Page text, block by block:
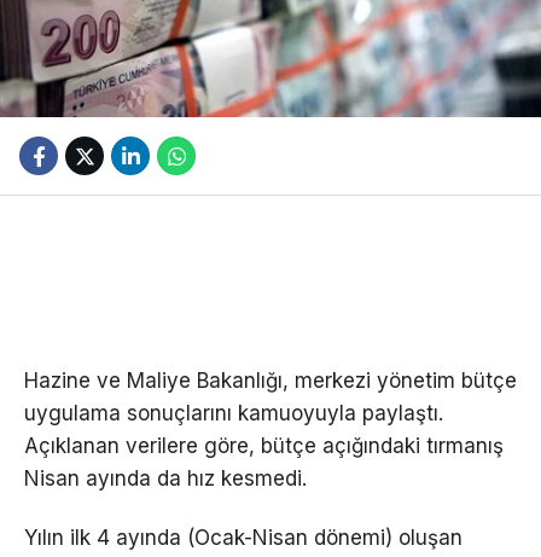
Hazine ve Maliye Bakanlığı, merkezi yönetim bütçe
uygulama sonuçlarını kamuoyuyla paylaştı.
Açıklanan verilere göre, bütçe açığındaki tırmanış
Nisan ayında da hız kesmedi.
Yılın ilk 4 ayında (Ocak-Nisan dönemi) oluşan